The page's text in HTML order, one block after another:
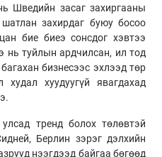
Шведийн засаг захиргааны
захирдаг буюу босоо
бие биеэ сонсдог хэвтээ
нь туйлын ардчилсан, ил тод
бизнесээс эхлээд төр
хуудуугүй явагдахад
тренд болох төлөвтэй
Берлин зэрэг дэлхийн
нээгдээд байгаа бөгөөд